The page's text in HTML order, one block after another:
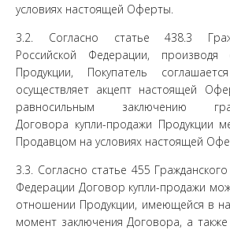
условиях настоящей Оферты.
3.2. Согласно статье 438.3
Российской Федерации, производя
Продукции, Покупатель
осуществляет акцепт настоящей
равносильным заключению
Договора купли-продажи Продукции
Продавцом на условиях настоящей
3.3. Согласно статье 455
Федерации Договор купли-продажи
отношении Продукции, имеющейся в
момент заключения Договора, а также